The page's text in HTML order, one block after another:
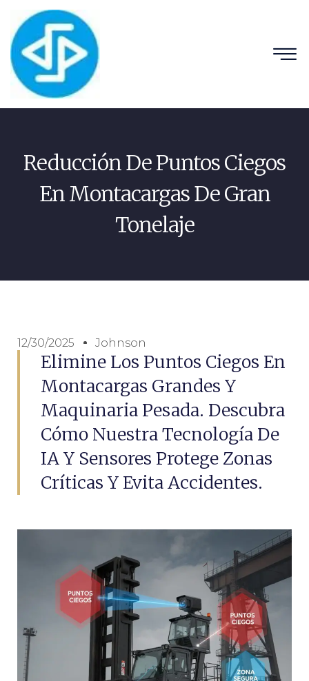
Reducción De Puntos Ciegos
En Montacargas De Gran
Tonelaje
12/30/2025 Johnson
Elimine Los Puntos Ciegos En
Montacargas Grandes Y
Maquinaria Pesada. Descubra
Cómo Nuestra Tecnología De
IA Y Sensores Protege Zonas
Críticas Y Evita Accidentes.